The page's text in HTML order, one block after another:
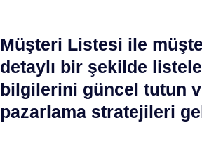
Müşteri Listesi ile
detaylı bir şekilde
bilgilerini güncel tutun
pazarlama stratejileri